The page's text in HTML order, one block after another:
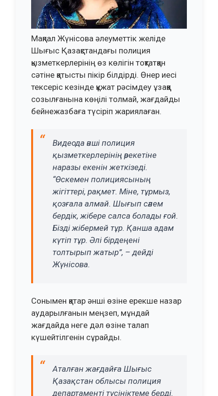
Мақпал Жүнісова әлеуметтік желіде
Шығыс Қазақстандағы полиция
қызметкерлерінің өз көлігін тоқтатқан
сәтіне қатысты пікір білдірді. Өнер иесі
тексеріс кезінде құжат рәсімдеу ұзаққа
созылғанына көңілі толмай, жағдайды
бейнежазбаға түсіріп жариялаған.
Видеода әнші полиция
қызметкерлерінің әрекетіне
наразы екенін жеткізеді.
“Өскемен полициясының
жігіттері, рақмет. Міне, тұрмыз,
қозғала алмай. Шығып сәлем
бердік, жібере салса болады ғой.
Бізді жібермей тұр. Қанша адам
күтіп тұр. Әлі бірдеңені
толтырып жатыр”, – дейді
Жүнісова.
Сонымен қатар әнші өзіне ерекше назар
аударылғанын меңзеп, мұндай
жағдайда неге дәл өзіне талап
күшейтілгенін сұрайды.
Аталған жағдайға Шығыс
Қазақстан облысы полиция
департаменті түсініктеме берді.